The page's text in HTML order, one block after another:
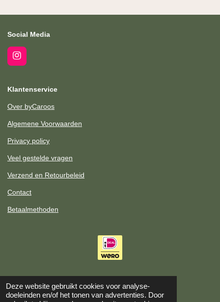
Deze website gebruikt cookies voor analyse-
doeleinden en/of het tonen van advertenties. Door
Social Media
I
n
g
r
a
Klantenservice
Over byCaroos
Algemene Voorwaarden
Privacy policy
Veel gestelde vragen
Verzend en Retourbeleid
Contact
Betaalmethoden